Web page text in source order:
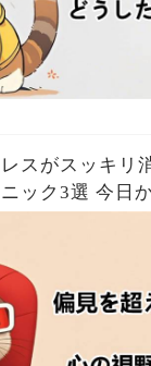
スがスッキリ
ック3選 今日